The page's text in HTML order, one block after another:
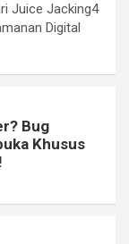
Juice Jacking4
Digital
Bug
Khusus